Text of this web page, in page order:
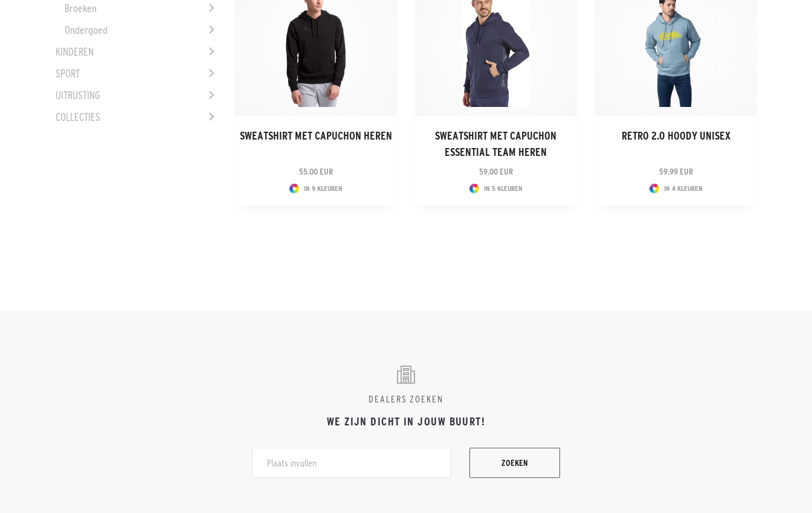
Broeken
Ondergoed
KINDEREN
SPORT
UITRUSTING
COLLECTIES
SWEATSHIRT MET CAPUCHON HEREN
55.00 EUR
IN 9 KLEUREN
SWEATSHIRT MET CAPUCHON
ESSENTIAL TEAM HEREN
59.00 EUR
IN 5 KLEUREN
RETRO 2.0 HOODY UNISEX
59.99 EUR
IN 4 KLEUREN
DEALERS ZOEKEN
WE ZIJN DICHT IN JOUW BUURT!
ZOEKEN